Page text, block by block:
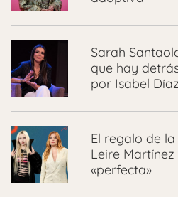
Sarah
que hay
por Isabel
El regalo de
Leire
«perfecta»